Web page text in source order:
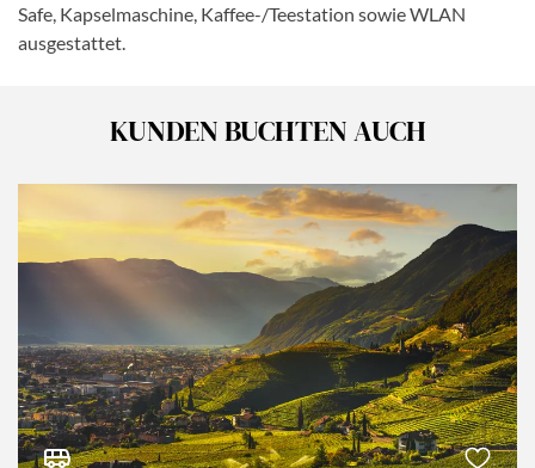
Safe, Kapselmaschine, Kaffee-/Teestation sowie WLAN
ausgestattet.
KUNDEN BUCHTEN AUCH